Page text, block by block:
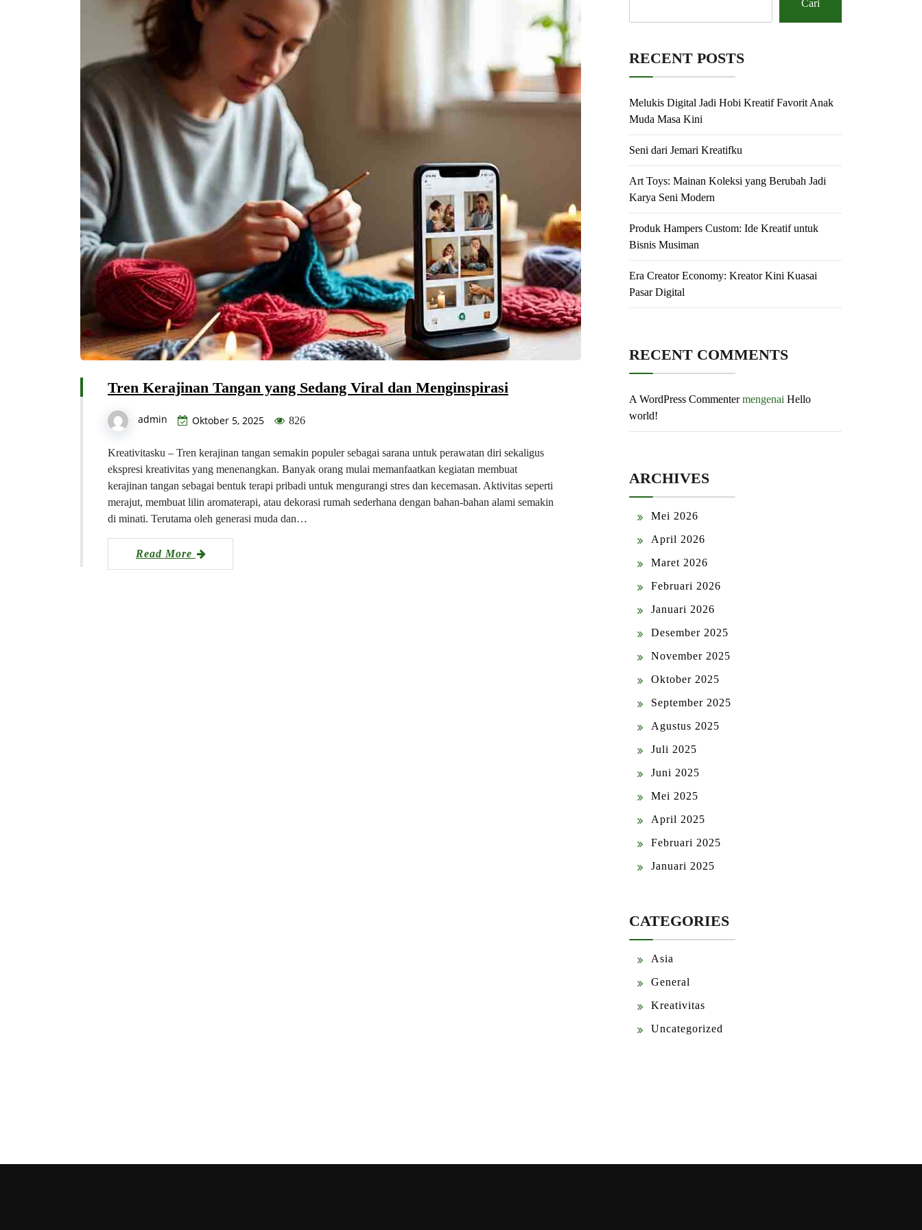
Tren Kerajinan Tangan yang Sedang Viral dan Menginspirasi
admin Oktober 5, 2025 826
Kreativitasku – Tren kerajinan tangan semakin populer sebagai sarana untuk perawatan diri sekaligus
ekspresi kreativitas yang menenangkan. Banyak orang mulai memanfaatkan kegiatan membuat
kerajinan tangan sebagai bentuk terapi pribadi untuk mengurangi stres dan kecemasan. Aktivitas seperti
merajut, membuat lilin aromaterapi, atau dekorasi rumah sederhana dengan bahan-bahan alami semakin
di minati. Terutama oleh generasi muda dan…
Read More
Cari
RECENT POSTS
Melukis Digital Jadi Hobi Kreatif Favorit Anak
Muda Masa Kini
Seni dari Jemari Kreatifku
Art Toys: Mainan Koleksi yang Berubah Jadi
Karya Seni Modern
Produk Hampers Custom: Ide Kreatif untuk
Bisnis Musiman
Era Creator Economy: Kreator Kini Kuasai
Pasar Digital
RECENT COMMENTS
A WordPress Commentermengenai Hello
world!
ARCHIVES
Mei 2026
April 2026
Maret 2026
Februari 2026
Januari 2026
Desember 2025
November 2025
Oktober 2025
September 2025
Agustus 2025
Juli 2025
Juni 2025
Mei 2025
April 2025
Februari 2025
Januari 2025
CATEGORIES
Asia
General
Kreativitas
Uncategorized